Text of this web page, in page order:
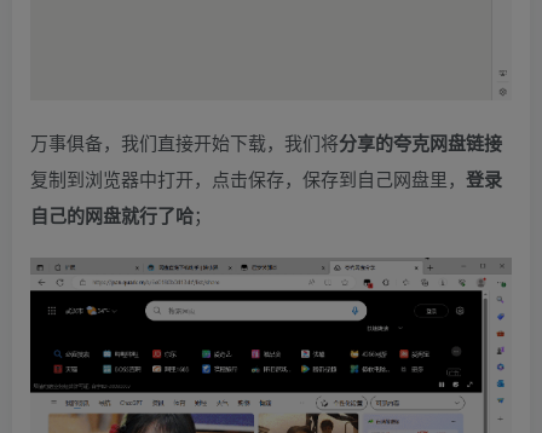
万事俱备，我们直接开始下载，我们将分享的夸克网盘链接
复制到浏览器中打开，点击保存，保存到自己网盘里， 登录
自己的网盘就行了哈；